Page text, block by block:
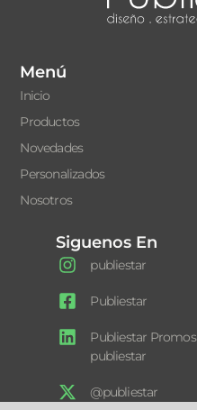
Menú
Inicio
Productos
Novedades
Personalizados
Nosotros
Siguenos En
publiestar
Publiestar
Publiestar Promos
publiestar
@publiestar